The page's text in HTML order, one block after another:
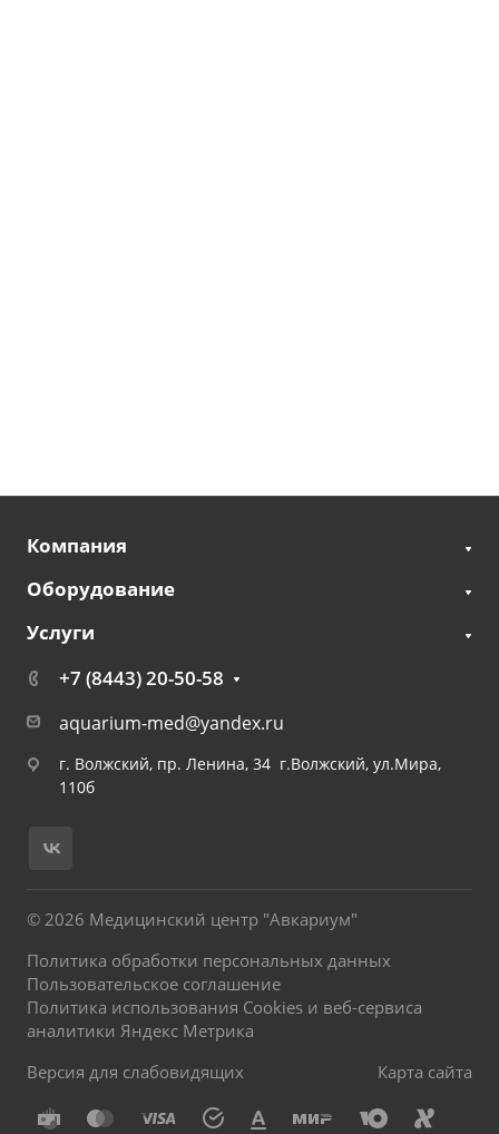
Компания
Оборудование
Услуги
+7 (8443) 20-50-58
aquarium-med@yandex.ru
г. Волжский, пр. Ленина, 34 г.Волжский, ул.Мира,
110б
© 2026 Медицинский центр "Авкариум"
Политика обработки персональных данных
Пользовательское соглашение
Политика использования Cookies и веб-сервиса
аналитики Яндекс Метрика
Версия для слабовидящих
Карта сайта